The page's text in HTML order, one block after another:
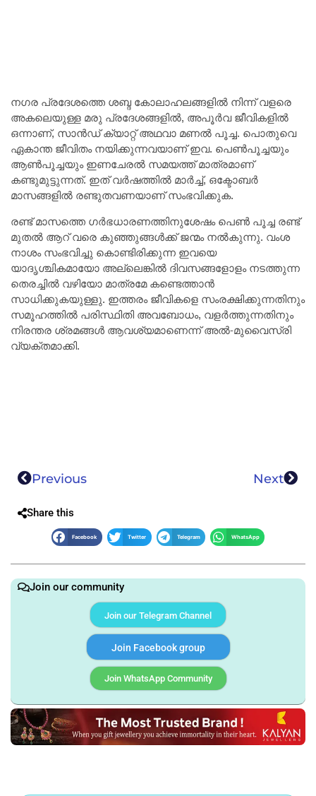
നഗര പ്രദേശത്തെ ശബ്ദ കോലാഹലങ്ങളിൽ നിന്ന് വളരെ
അകലെയുള്ള മരു പ്രദേശങ്ങളിൽ, അപൂർവ ജീവികളിൽ
ഒന്നാണ്, സാൻഡ് ക്യാറ്റ് അഥവാ മണൽ പൂച്ച. പൊതുവെ
ഏകാന്ത ജീവിതം നയിക്കുന്നവയാണ് ഇവ. പെൺപൂച്ചയും
ആൺപൂച്ചയും ഇണചേരൽ സമയത്ത് മാത്രമാണ്
കണ്ടുമുട്ടുന്നത്. ഇത് വർഷത്തിൽ മാർച്ച്, ഒക്ടോബർ
മാസങ്ങളിൽ രണ്ടുതവണയാണ് സംഭവിക്കുക.
രണ്ട് മാസത്തെ ഗർഭധാരണത്തിനുശേഷം പെൺ പൂച്ച രണ്ട്
മുതൽ ആറ് വരെ കുഞ്ഞുങ്ങൾക്ക് ജന്മം നൽകുന്നു. വംശ
നാശം സംഭവിച്ചു കൊണ്ടിരിക്കുന്ന ഇവയെ
യാദൃശ്ചികമായോ അല്ലെങ്കിൽ ദിവസങ്ങളോളം നടത്തുന്ന
തെരച്ചിൽ വഴിയോ മാത്രമേ കണ്ടെത്താൻ
സാധിക്കുകയുള്ളു. ഇത്തരം ജീവികളെ സംരക്ഷിക്കുന്നതിനും
സമൂഹത്തിൽ പരിസ്ഥിതി അവബോധം, വളർത്തുന്നതിനും
നിരന്തര ശ്രമങ്ങൾ ആവശ്യമാണെന്ന് അൽ-മുവൈസ്രി
വ്യക്തമാക്കി.
Previous Next
Share this
Facebook Twitter Telegram WhatsApp
Join our community
Join our Telegram Channel
Join Facebook group
Join WhatsApp Community